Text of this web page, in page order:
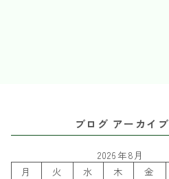
ブログ アーカイブ
2026年8月
月
火 水 木 金